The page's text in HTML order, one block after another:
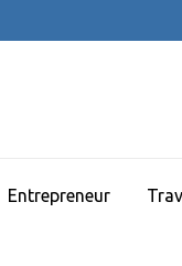
Entrepreneur